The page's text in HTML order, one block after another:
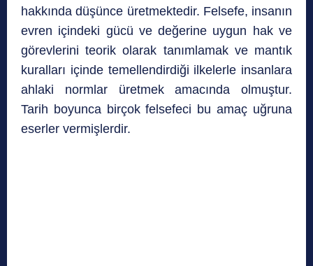
hakkında düşünce üretmektedir. Felsefe, insanın
evren içindeki gücü ve değerine uygun hak ve
görevlerini teorik olarak tanımlamak ve mantık
kuralları içinde temellendirdiği ilkelerle insanlara
ahlaki normlar üretmek amacında olmuştur.
Tarih boyunca birçok felsefeci bu amaç uğruna
eserler vermişlerdir.